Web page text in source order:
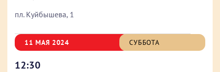
пл. Куйбышева, 1
11 МАЯ 2024 СУББОТА
12:30